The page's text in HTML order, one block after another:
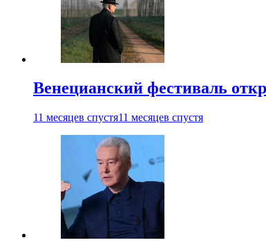
Венецианский фестиваль
11 месяцев спустя11 месяцев спустя